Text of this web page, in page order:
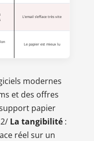
L’email s’efface très vite
Le papier est mieux lu
modernes
et des offres
papier
La tangibilité :
réel sur un